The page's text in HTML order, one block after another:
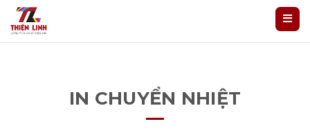
IN CHUYỂN NHIỆT